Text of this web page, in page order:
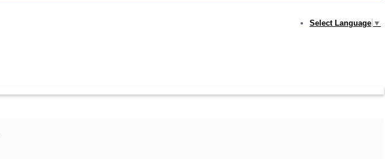
Select Language ▼